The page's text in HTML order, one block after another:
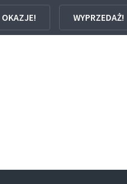
OKAZJE! WYPRZEDAŻ!